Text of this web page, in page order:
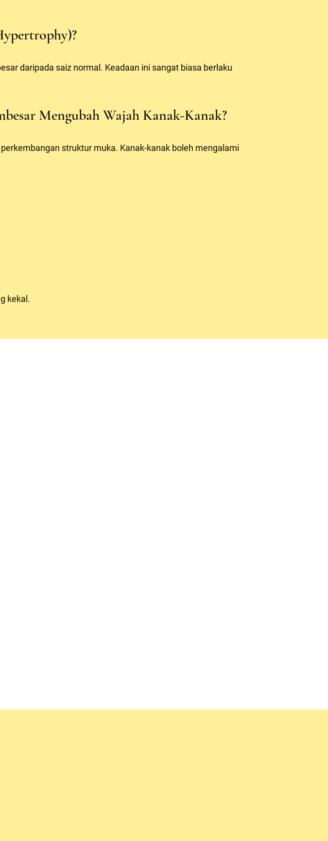
daripada saiz normal. Keadaan ini sangat biasa berlaku
Mengubah Wajah Kanak-Kanak?
struktur muka. Kanak-kanak boleh mengalami
kekal.